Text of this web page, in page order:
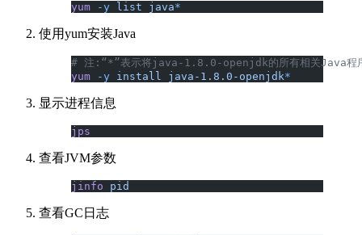
yum -y list java*
使用yum安装Java
# 注:“*”表示将java-1.8.0-openjdk的所有相关Java程
yum -y install java-1.8.0-openjdk*
显示进程信息
jps
查看JVM参数
jinfo pid
查看GC日志